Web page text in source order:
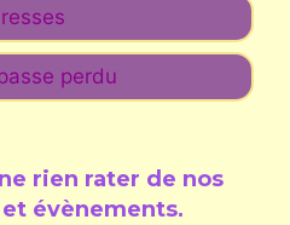
perdu
rien rater de nos
évènements.